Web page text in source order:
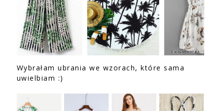
Wybrałam ubrania we wzorach, które sama
uwielbiam :)